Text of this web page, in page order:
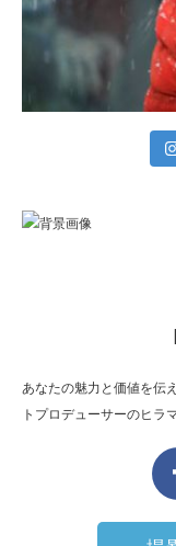
あなたの魅力と価値を伝
トプロデューサーのヒラ